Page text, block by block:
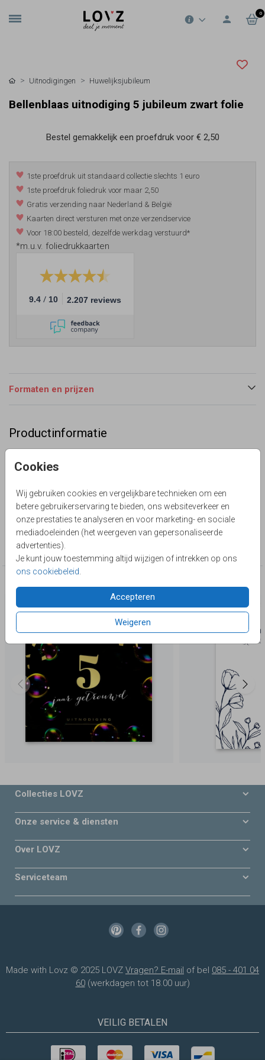
0
Cookies
Wij gebruiken cookies en vergelijkbare technieken om een
betere gebruikerservaring te bieden, ons websiteverkeer en
onze prestaties te analyseren en voor marketing- en sociale
mediadoeleinden (het weergeven van gepersonaliseerde
advertenties).
Je kunt jouw toestemming altijd wijzigen of intrekken op ons
ons cookiebeleid
Accepteren
Weigeren
Uitnodigingen Huwelijksjubileum
Bellenblaas uitnodiging 5 jubileum zwart folie
Bestel gemakkelijk een proefdruk voor € 2,50
1ste proefdruk uit standaard collectie slechts 1 euro
1ste proefdruk foliedruk voor maar 2,50
Gratis verzending naar Nederland & België
Kaarten direct versturen met onze verzendservice
Voor 18:00 besteld, dezelfde werkdag verstuurd*
*m.u.v. foliedrukkaarten
9.4 / 10 2.207 reviews
Formaten en prijzen
Productinformatie
Prachtige uitnodiging voor een jubileum 5 jaar getrouwd
snippers.
Lievez
Collectie
Huwelijksjubileum
Deze producten zijn wellicht ook iets voor je
Collecties LOVZ
Onze service & diensten
Over LOVZ
Serviceteam
Made with Lovz © 2025 LOVZ Vragen? E-mail of bel 085 - 401 04
60(werkdagen tot 18.00 uur)
VEILIG BETALEN